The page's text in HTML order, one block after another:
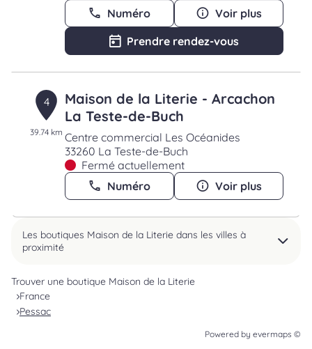
Numéro
Voir plus
Prendre rendez-vous
4
39.74 km
Maison de la Literie - Arcachon
La Teste-de-Buch
Centre commercial Les Océanides
33260 La Teste-de-Buch
Fermé actuellement
Numéro
Voir plus
Les boutiques Maison de la Literie dans les villes à
proximité
Trouver une boutique Maison de la Literie
France
Pessac
Powered by evermaps ©